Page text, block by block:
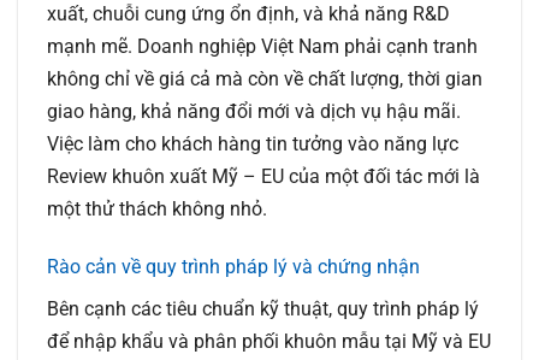
xuất, chuỗi cung ứng ổn định, và khả năng R&D
mạnh mẽ. Doanh nghiệp Việt Nam phải cạnh tranh
không chỉ về giá cả mà còn về chất lượng, thời gian
giao hàng, khả năng đổi mới và dịch vụ hậu mãi.
Việc làm cho khách hàng tin tưởng vào năng lực
Review khuôn xuất Mỹ – EU của một đối tác mới là
một thử thách không nhỏ.
Rào cản về quy trình pháp lý và chứng nhận
Bên cạnh các tiêu chuẩn kỹ thuật, quy trình pháp lý
để nhập khẩu và phân phối khuôn mẫu tại Mỹ và EU